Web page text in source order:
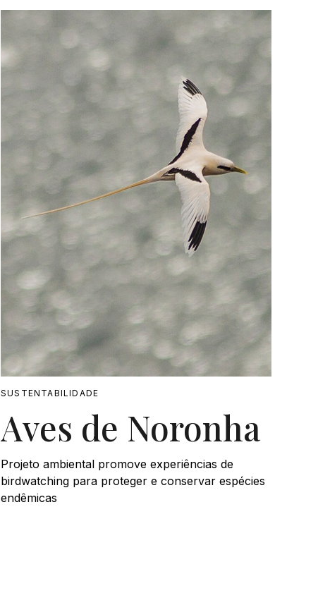
SUSTENTABILIDADE
Aves de Noronha
Projeto ambiental promove experiências de
birdwatching para proteger e conservar espécies
endêmicas